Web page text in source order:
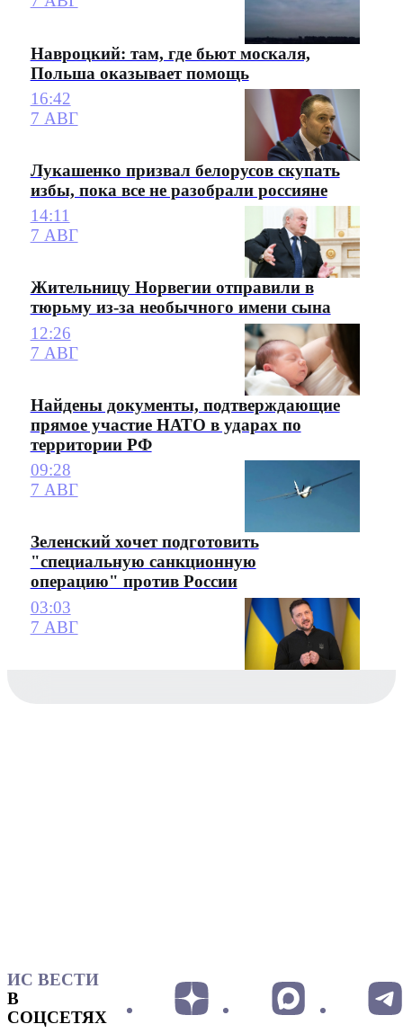
Навроцкий: там, где бьют москаля,
Польша оказывает помощь
16:42
7 АВГ
Лукашенко призвал белорусов скупать
избы, пока все не разобрали россияне
14:11
7 АВГ
Жительницу Норвегии отправили в
тюрьму из-за необычного имени сына
12:26
7 АВГ
Найдены документы, подтверждающие
прямое участие НАТО в ударах по
территории РФ
09:28
7 АВГ
Зеленский хочет подготовить
"специальную санкционную
операцию" против России
03:03
7 АВГ
ИС ВЕСТИ
В
СОЦСЕТЯХ